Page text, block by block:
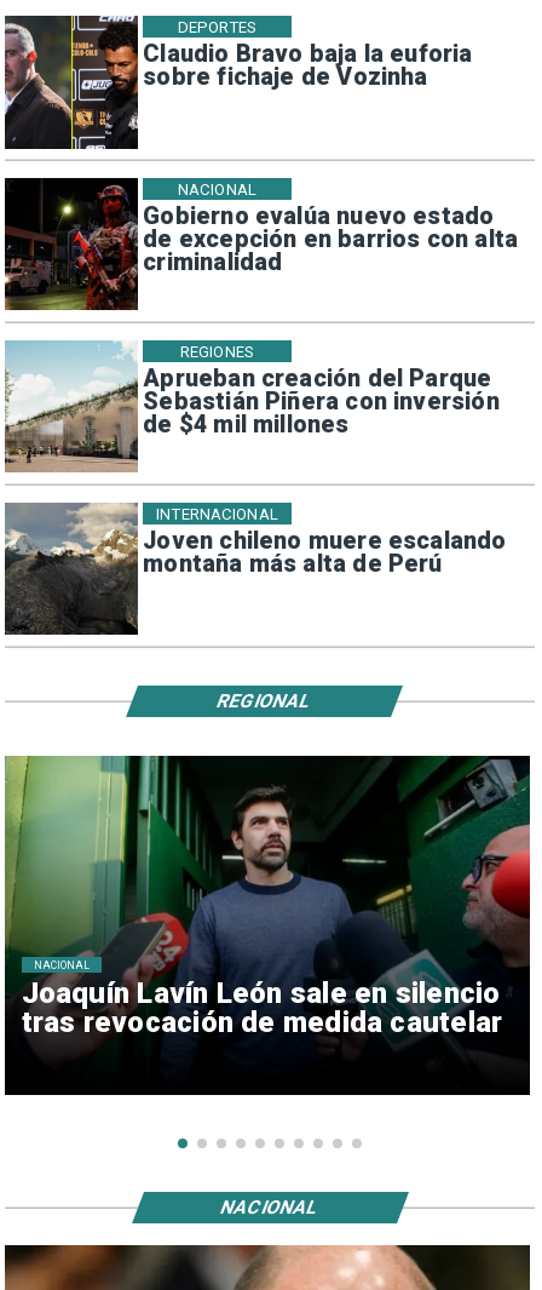
Claudio Bravo baja la euforia
sobre fichaje de Vozinha
DEPORTES
Gobierno evalúa nuevo estado
de excepción en barrios con alta
criminalidad
NACIONAL
Aprueban creación del Parque
Sebastián Piñera con inversión
de $4 mil millones
REGIONES
Joven chileno muere escalando
montaña más alta de Perú
INTERNACIONAL
Joaquín Lavín León sale en silencio
tras revocación de medida cautelar
NACIONAL
REGIONAL
NACIONAL